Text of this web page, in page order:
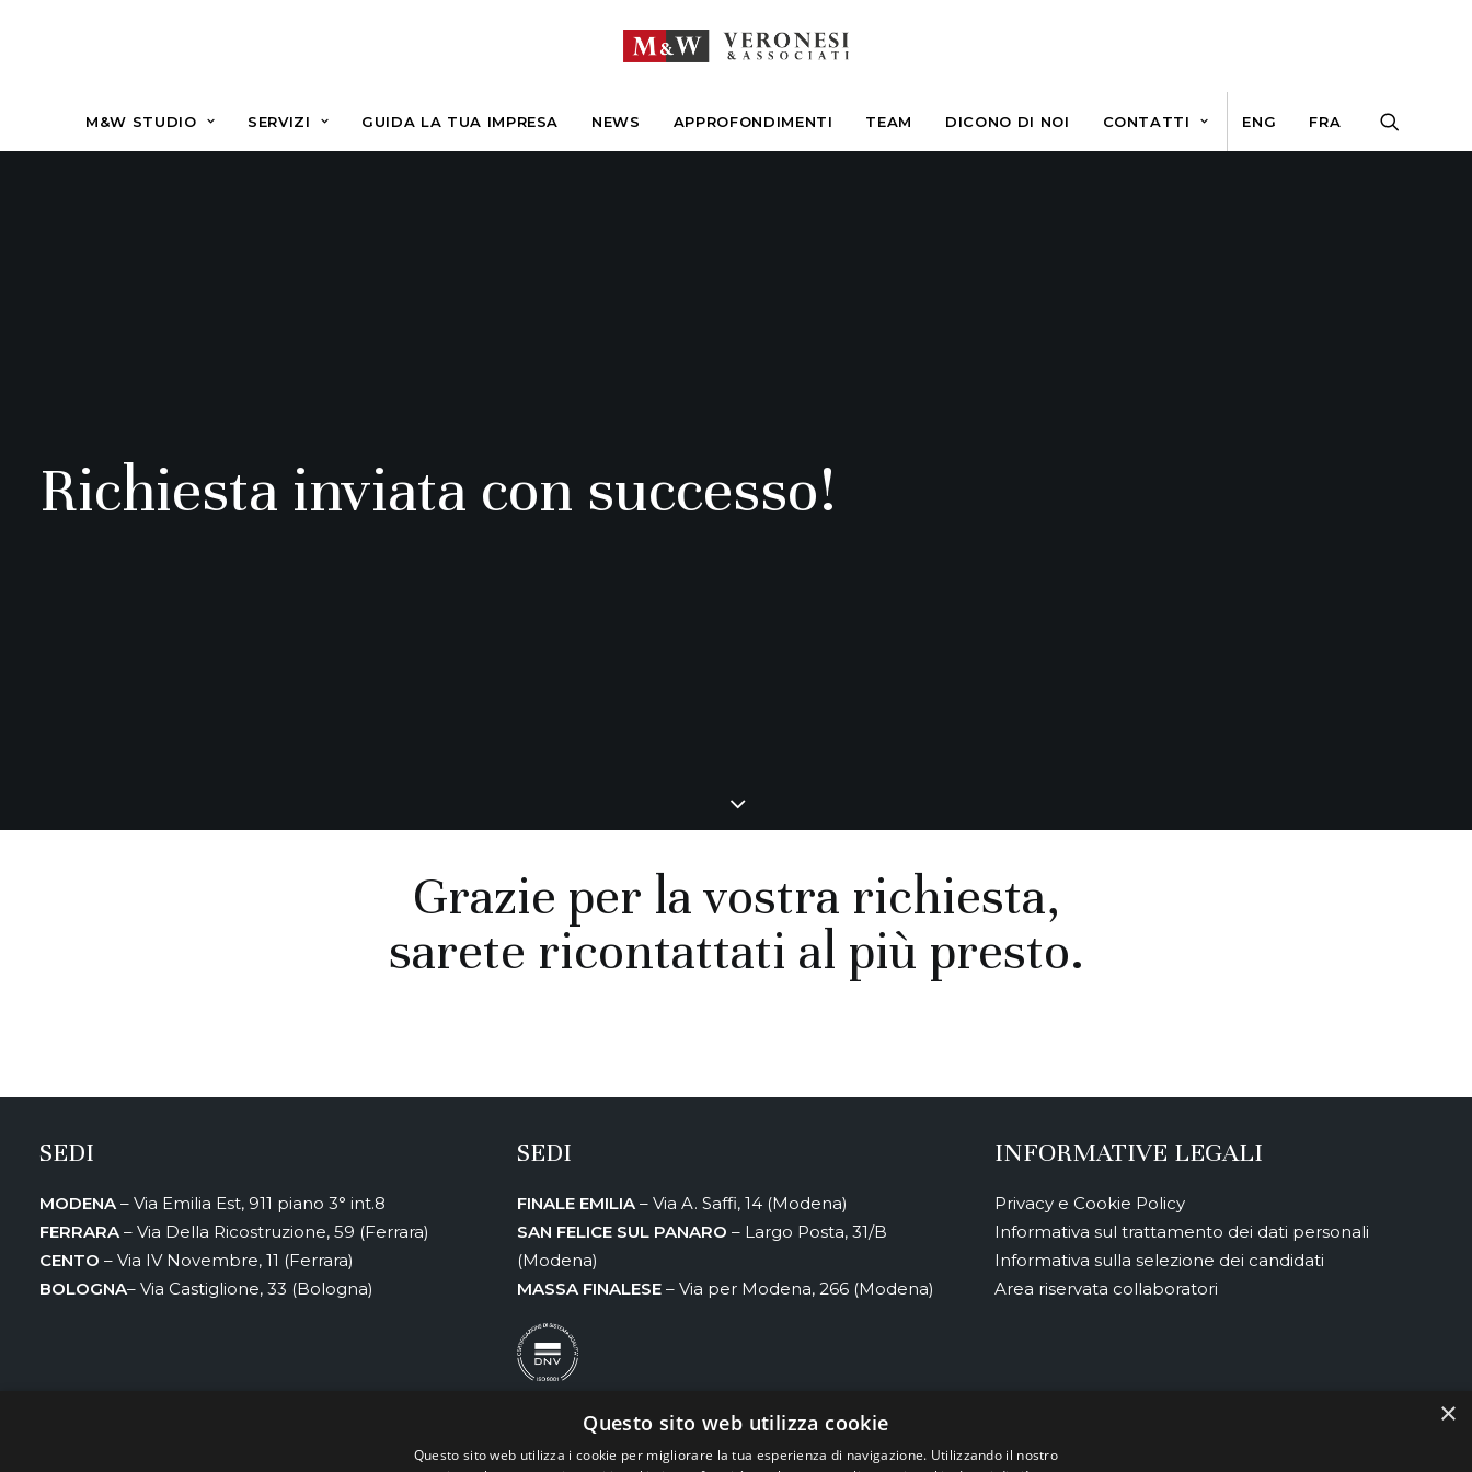
M&W STUDIO SERVIZI GUIDA LA TUA IMPRESA NEWS APPROFONDIMENTI TEAM DICONO DI NOI CONTATTI ENG FRA
Richiesta inviata con successo!
Grazie per la vostra richiesta,
sarete ricontattati al più presto.
SEDI
MODENA – Via Emilia Est, 911 piano 3° int.8
FERRARA – Via Della Ricostruzione, 59 (Ferrara)
CENTO – Via IV Novembre, 11 (Ferrara)
BOLOGNA– Via Castiglione, 33 (Bologna)
SEDI
FINALE EMILIA – Via A. Saffi, 14 (Modena)
SAN FELICE SUL PANARO – Largo Posta, 31/B
(Modena)
MASSA FINALESE – Via per Modena, 266 (Modena)
INFORMATIVE LEGALI
Privacy e Cookie Policy
Informativa sul trattamento dei dati personali
Informativa sulla selezione dei candidati
Area riservata collaboratori
×
Questo sito web utilizza cookie
Questo sito web utilizza i cookie per migliorare la tua esperienza di navigazione. Utilizzando il nostro